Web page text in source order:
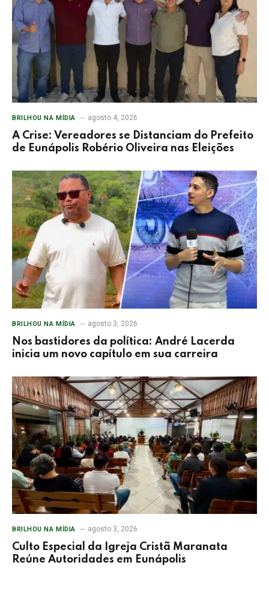
BRILHOU NA MÍDIA agosto 4, 2026
A Crise: Vereadores se Distanciam do Prefeito
de Eunápolis Robério Oliveira nas Eleições
BRILHOU NA MÍDIA agosto 3, 2026
Nos bastidores da política: André Lacerda
inicia um novo capítulo em sua carreira
BRILHOU NA MÍDIA agosto 3, 2026
Culto Especial da Igreja Cristã Maranata
Reúne Autoridades em Eunápolis